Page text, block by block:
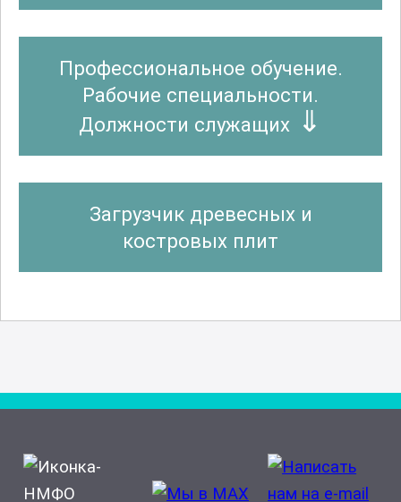
Профессиональное обучение.
Рабочие специальности.
Должности служащих
Загрузчик древесных и
костровых плит